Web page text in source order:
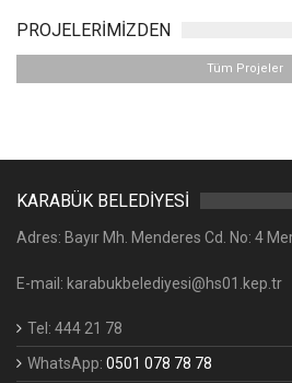
PROJELERİMİZDEN
Tüm Projeler
KARABÜK BELEDİYESİ
Adres: Bayır Mh. Menderes Cd. No: 4
E-mail: karabukbelediyesi@hs01.kep.tr
Tel: 444 21 78
WhatsApp: 0501 078 78 78